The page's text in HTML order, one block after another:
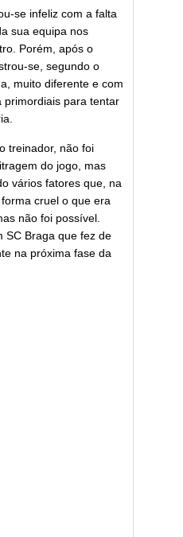
se infeliz com a falta
sua equipa nos
Porém, após o
se, segundo o
muito diferente e com
primordiais para tentar
treinador, não foi
do jogo, mas
vários fatores que, na
cruel o que era
não foi possível.
SC Braga que fez de
na próxima fase da